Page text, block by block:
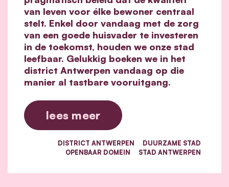
van leven voor élke bewoner centraal
stelt. Enkel door vandaag met de zorg
van een goede huisvader te investeren
in de toekomst, houden we onze stad
leefbaar. Gelukkig boeken we in het
district Antwerpen vandaag op die
manier al tastbare vooruitgang.
lees meer
DISTRICT ANTWERPEN
DUURZAME STAD
OPENBAAR DOMEIN
STAD ANTWERPEN